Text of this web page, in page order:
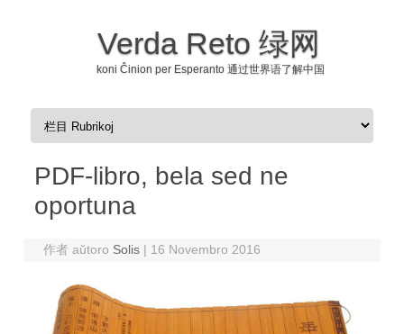
Verda Reto 绿网
koni Ĉinion per Esperanto 通过世界语了解中国
Skip to content
PDF-libro, bela sed ne
oportuna
作者 aŭtoro Solis | 16 Novembro 2016